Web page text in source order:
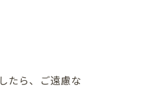
たら、ご遠慮な